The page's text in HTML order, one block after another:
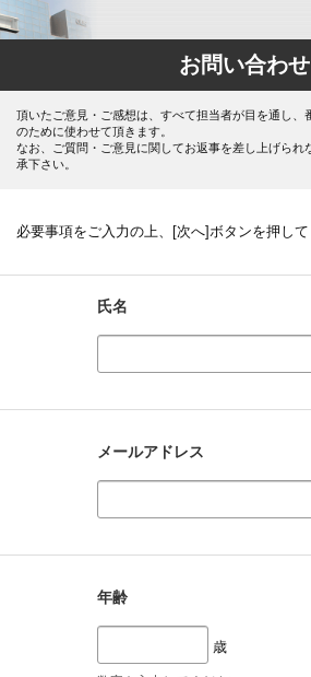
お問い合わせ
頂いたご意見・ご感想は、すべて担当者が目を通し、
のために使わせて頂きます。
なお、ご質問・ご意見に関してお返事を差し上げられ
承下さい。
必要事項をご入力の上、[次へ]ボタンを押して
氏名
メールアドレス
年齢
歳